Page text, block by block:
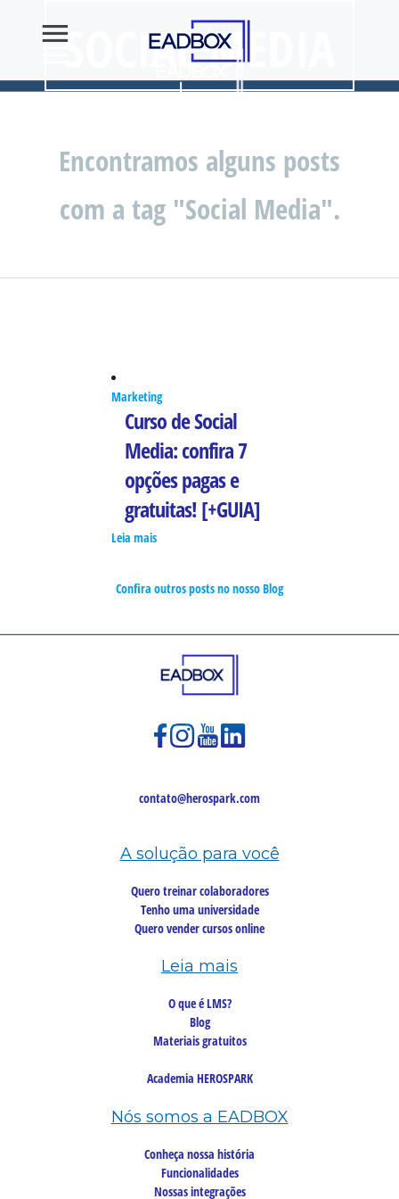
SOCIAL MEDIA
Encontramos alguns posts
com a tag "Social Media".
Marketing
Curso de Social
Media: confira 7
opções pagas e
gratuitas! [+GUIA]
Leia mais
Confira outros posts no nosso Blog
contato@herospark.com
A solução para você
Quero treinar colaboradores
Tenho uma universidade
Quero vender cursos online
Leia mais
O que é LMS?
Blog
Materiais gratuitos
Academia HEROSPARK
Nós somos a EADBOX
Conheça nossa história
Funcionalidades
Nossas integrações